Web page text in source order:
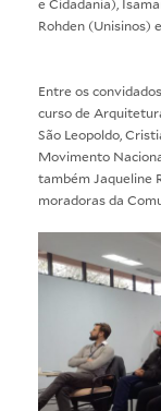
e Cidadania),
Rohden (Unisinos)
Entre os
curso de
São Leopoldo,
Movimento
também Jaqueline
moradoras da